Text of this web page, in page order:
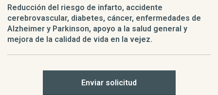
Reducción del riesgo de infarto, accidente
cerebrovascular, diabetes, cáncer, enfermedades de
Alzheimer y Parkinson, apoyo a la salud general y
mejora de la calidad de vida en la vejez.
Enviar solicitud